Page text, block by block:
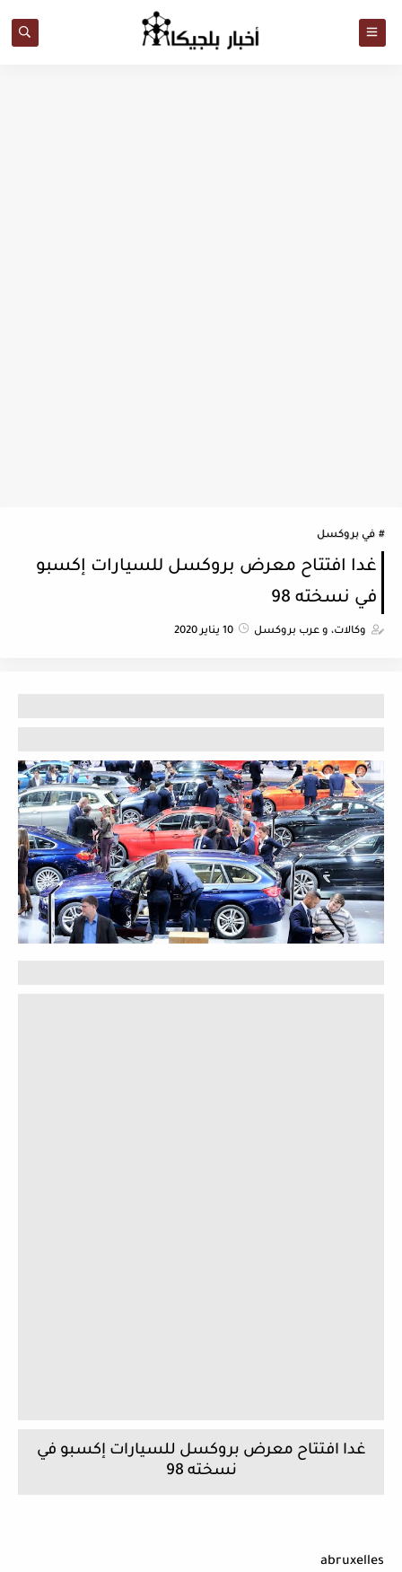
في بروكسل
غدا افتتاح معرض بروكسل للسيارات إكسبو
في نسخته 98
وكالات، و عرب بروكسل 10 يناير 2020
غدا افتتاح معرض بروكسل للسيارات إكسبو في
نسخته 98
abruxelles